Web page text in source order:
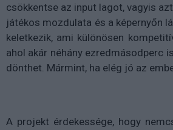
csökkentse az input lagot, vagyis
játékos mozdulata és a képernyőn
keletkezik, ami különösen
ahol akár néhány ezredmásodperc
dönthet. Mármint, ha elég jó az
A projekt érdekessége, hogy